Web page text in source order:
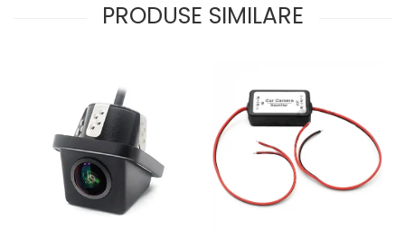
PRODUSE SIMILARE